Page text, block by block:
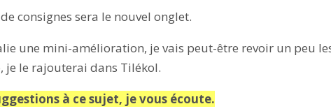
consignes sera le nouvel onglet.
une mini-amélioration, je vais peut-être revoir un peu
je le rajouterai dans Tilékol.
à ce sujet, je vous écoute.